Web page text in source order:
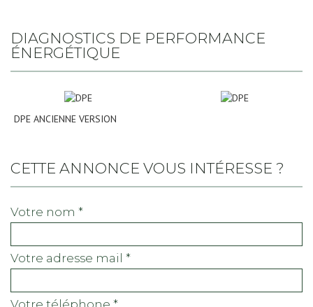
DIAGNOSTICS DE PERFORMANCE
ÉNERGÉTIQUE
DPE ANCIENNE VERSION
CETTE ANNONCE VOUS INTÉRESSE ?
votre nom *
votre adresse mail *
votre téléphone *